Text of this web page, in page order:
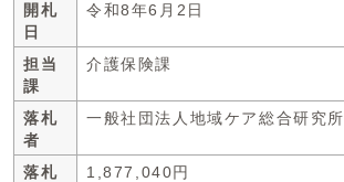
開札
日
令和8年6月2日
担当
課
介護保険課
落札
者
一般社団法人地域ケア総合研究所
落札
1,877,040円